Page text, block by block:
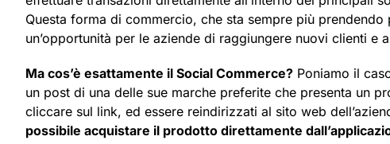
Questa forma di commercio, che sta sempre più prendendo
un’opportunità per le aziende di raggiungere nuovi clienti e
Ma cos’è esattamente il Social Commerce? Poniamo il
un post di una delle sue marche preferite che presenta un
cliccare sul link, ed essere reindirizzati al sito web
possibile acquistare il prodotto direttamente